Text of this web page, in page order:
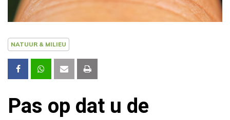
NATUUR & MILIEU
Pas op dat u de